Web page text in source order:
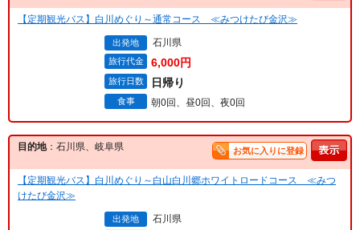
【定期観光バス】白川めぐり～通常コース ≪みつけたび金沢≫
出発地 石川県
旅行代金 6,000円
旅行日数 日帰り
食事 朝0回、昼0回、夜0回
目的地：石川県、岐阜県 お気に入りに登録
【定期観光バス】白川めぐり～白山白川郷ホワイトロードコース ≪みつ
けたび金沢≫
出発地 石川県